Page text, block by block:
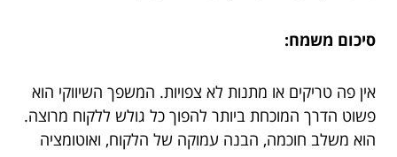
סיכום משמח:
אין פה טריקים או מתנות לא צפויות. המשפך השיווקי הוא
פשוט הדרך המוכחת ביותר להפוך כל גולש ללקוח מרוצה.
הוא משלב חוכמה, הבנה עמוקה של הלקוח, ואוטומציה